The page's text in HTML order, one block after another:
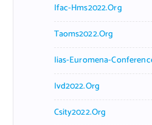
Ifac-Hms2022.org
Taoms2022.org
Iias-Euromena-
Ivd2022.org
Csity2022.org